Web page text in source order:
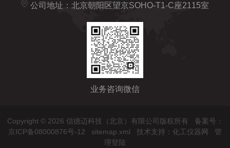
公司地址：北京朝阳区望京SOHO-T1-C座2115室
业务咨询微信
Copyright © 2026 信德迈科技（北京）有限公司版权所有 备案号：
京ICP备08000876号-12
sitemap.xml 技术支持： 化工仪器网
管
理登陆